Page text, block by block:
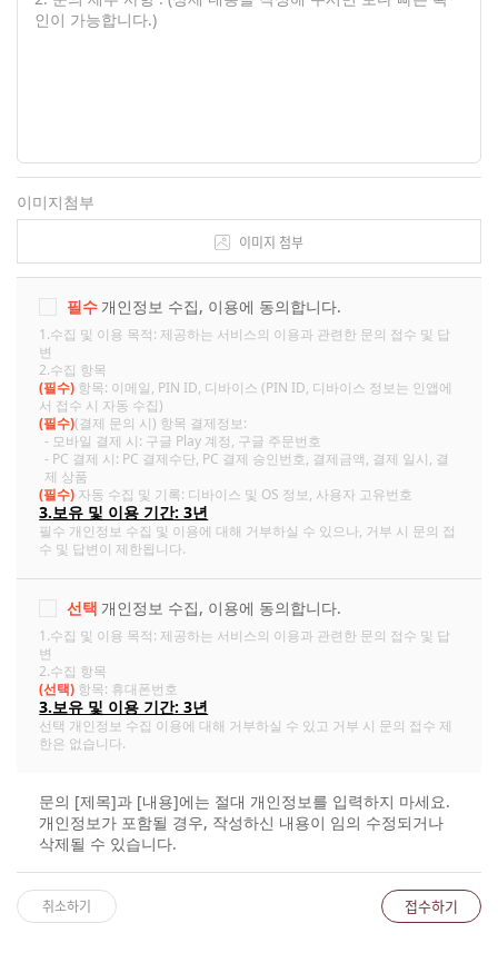
이미지첨부
이미지 첨부
필수 개인정보 수집, 이용에 동의합니다.
1.수집 및 이용 목적: 제공하는 서비스의 이용과 관련한 문의 접수 및 답
변
2.수집 항목
(필수) 항목: 이메일, PIN ID, 디바이스 (PIN ID, 디바이스 정보는 인앱에
서 접수 시 자동 수집)
(필수)(결제 문의 시) 항목 결제정보:
- 모바일 결제 시: 구글 Play 계정, 구글 주문번호
- PC 결제 시: PC 결제수단, PC 결제 승인번호, 결제금액, 결제 일시, 결
제 상품
(필수) 자동 수집 및 기록: 디바이스 및 OS 정보, 사용자 고유번호
3.보유 및 이용 기간: 3년
필수 개인정보 수집 및 이용에 대해 거부하실 수 있으나, 거부 시 문의 접
수 및 답변이 제한됩니다.
선택 개인정보 수집, 이용에 동의합니다.
1.수집 및 이용 목적: 제공하는 서비스의 이용과 관련한 문의 접수 및 답
변
2.수집 항목
(선택) 항목: 휴대폰번호
3.보유 및 이용 기간: 3년
선택 개인정보 수집 이용에 대해 거부하실 수 있고 거부 시 문의 접수 제
한은 없습니다.
문의 [제목]과 [내용]에는 절대 개인정보를 입력하지 마세요.
개인정보가 포함될 경우, 작성하신 내용이 임의 수정되거나
삭제될 수 있습니다.
취소하기 접수하기